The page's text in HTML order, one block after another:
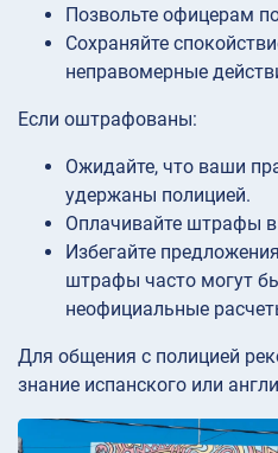
Позвольте офицерам
Сохраняйте
неправомерные
Если оштрафованы:
Ожидайте, что ваши
удержаны полицией.
Оплачивайте штрафы в
Избегайте
штрафы часто могут
неофициальные
Для общения с полицией
знание испанского или